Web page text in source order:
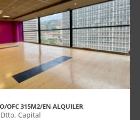
OFC 315M2/EN ALQUILER
Capital